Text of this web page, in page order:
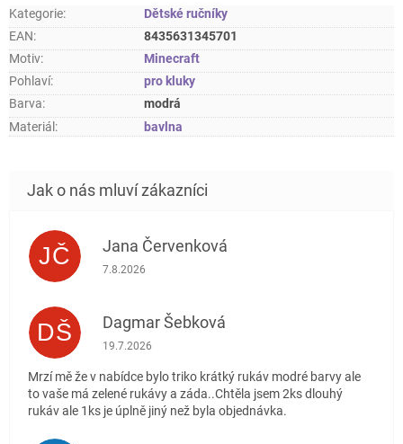
Kategorie:
Dětské ručníky
EAN:
8435631345701
Motiv:
Minecraft
Pohlaví:
pro kluky
Barva:
modrá
Materiál : bavlna
JČ Jana Červenková
Hodnocení obchodu je 5 z 5 hvězdiček.
7.8.2026
DŠ Dagmar Šebková
Hodnocení obchodu je 4 z 5 hvězdiček.
19.7.2026
Mrzí mě že v nabídce bylo triko krátký rukáv modré barvy ale
to vaše má zelené rukávy a záda..Chtěla jsem 2ks dlouhý
rukáv ale 1ks je úplně jiný než byla objednávka.